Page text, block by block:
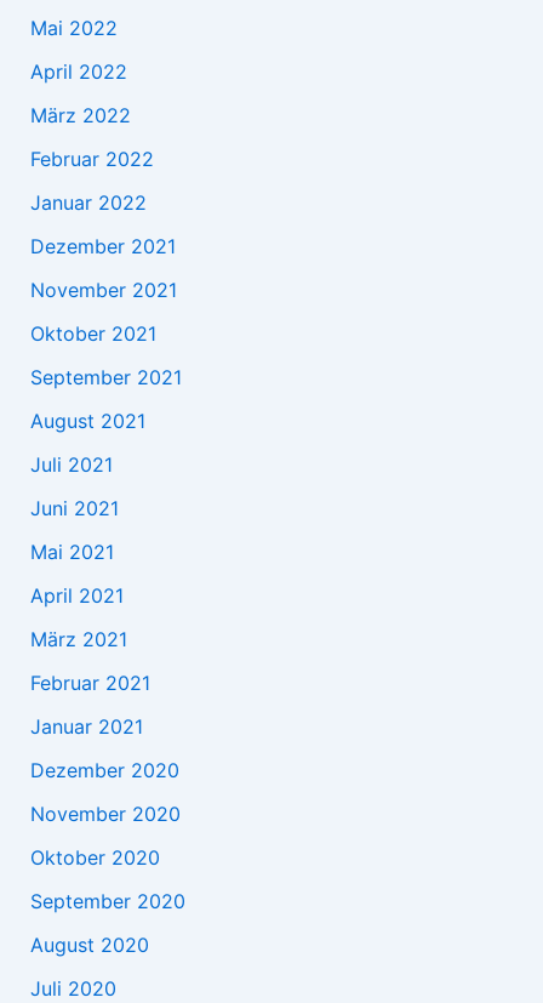
Mai 2022
April 2022
März 2022
Februar 2022
Januar 2022
Dezember 2021
November 2021
Oktober 2021
September 2021
August 2021
Juli 2021
Juni 2021
Mai 2021
April 2021
März 2021
Februar 2021
Januar 2021
Dezember 2020
November 2020
Oktober 2020
September 2020
August 2020
Juli 2020